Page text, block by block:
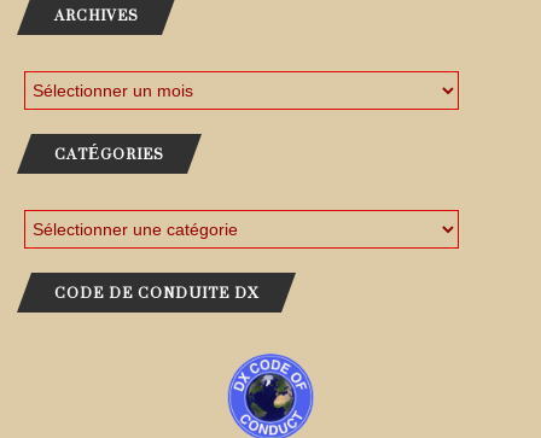
ARCHIVES
CATÉGORIES
CODE DE CONDUITE DX